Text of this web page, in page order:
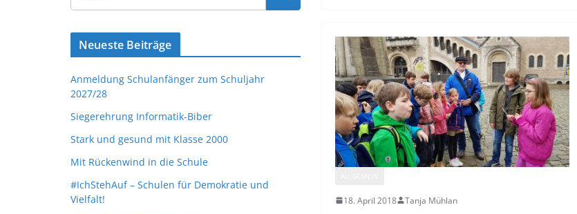
18. April 2018 Tanja Mühlan
Neueste Beiträge
Anmeldung Schulanfänger zum Schuljahr
2027/28
Siegerehrung Informatik-Biber
Stark und gesund mit Klasse 2000
Mit Rückenwind in die Schule
#IchStehAuf – Schulen für Demokratie und
Vielfalt!